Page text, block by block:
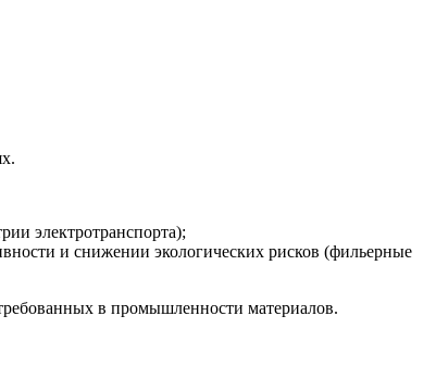
электротранспорта);
и снижении экологических рисков (фильерные
в промышленности материалов.